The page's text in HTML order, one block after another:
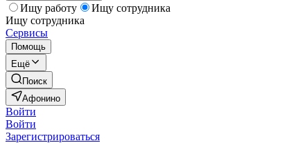
Ищу работу
Ищу сотрудника
Ищу сотрудника
Сервисы
Помощь
Ещё
Поиск
Афонино
Войти
Войти
Зарегистрироваться